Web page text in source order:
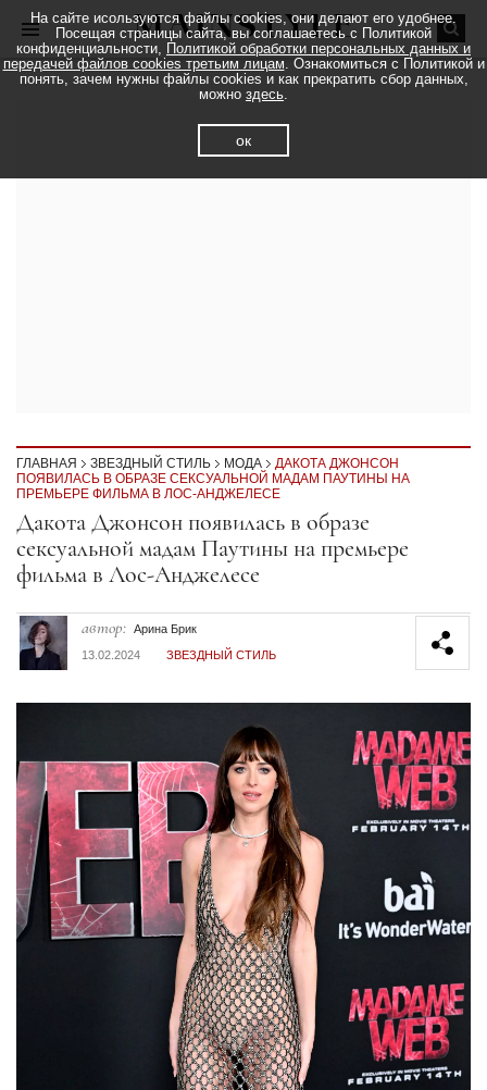
ГЛАВНАЯ ЗВЕЗДНЫЙ СТИЛЬ МОДА
ДАКОТА ДЖОНСОН
ПОЯВИЛАСЬ В ОБРАЗЕ СЕКСУАЛЬНОЙ МАДАМ ПАУТИНЫ НА
ПРЕМЬЕРЕ ФИЛЬМА В ЛОС-АНДЖЕЛЕСЕ
Секция статей
Дакота Джонсон появилась в образе
сексуальной мадам Паутины на премьере
фильма в Лос-Анджелесе
автор: Арина Брик
13.02.2024
ЗВЕЗДНЫЙ СТИЛЬ
На сайте исользуются файлы cookies, они делают его удобнее.
Посещая страницы сайта, вы соглашаетесь с Политикой
конфиденциальности, Политикой обработки персональных данных и
передачей файлов cookies третьим лицам. Ознакомиться с Политикой и
понять, зачем нужны файлы cookies и как прекратить сбор данных,
можно здесь.
ок